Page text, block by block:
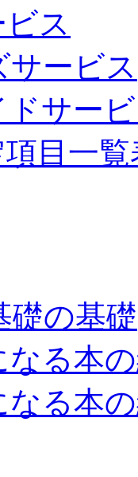
ス
サービス
ドサー
目一覧
礎の基礎
る本
る本